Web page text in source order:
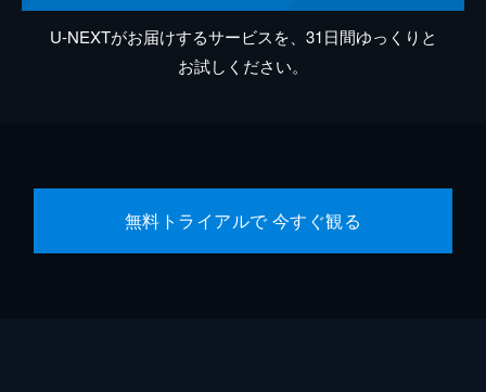
U-NEXTがお届けするサービスを、31日間ゆっくりと
お試しください。
無料トライアルで 今すぐ観る